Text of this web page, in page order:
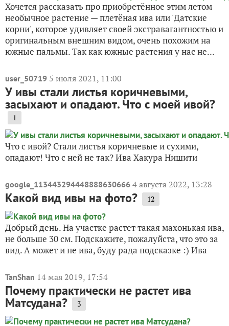
Хочется рассказать про приобретённое этим летом
необычное растение — плетёная ива или 'Датские
корни', которое удивляет своей экстравагантностью и
оригинальным внешним видом, очень похожим на
южные пальмы. Так как южные растения у нас не...
user_50719 5 июля 2021, 11:00
У ивы стали листья коричневыми,
засыхают и опадают. Что с моей ивой?
1
Что с ивой? Стали листья коричневые и сухими,
опадают! Что с ней не так? Ива Хакура Нишити
google_113443294448888630666 4 августа 2022, 13:28
Какой вид ивы на фото? 12
Добрый день. На участке растет такая махонькая ива,
не больше 30 см. Подскажите, пожалуйста, что это за
вид. А может и не ива, буду рада подсказке :) Ива
TanShan 14 мая 2019, 17:54
Почему практически не растет ива
Матсудана? 3